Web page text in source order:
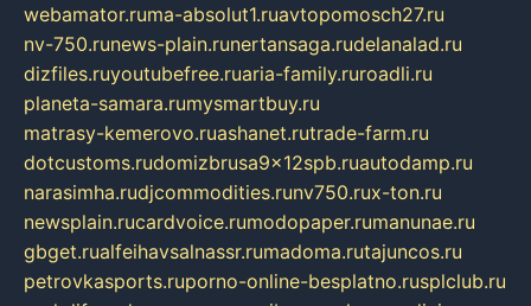
webamator.ruma-absolut1.ruavtopomosch27.ru
nv-750.runews-plain.runertansaga.rudelanalad.ru
dizfiles.ruyoutubefree.ruaria-family.ruroadli.ru
planeta-samara.rumysmartbuy.ru
matrasy-kemerovo.ruashanet.rutrade-farm.ru
dotcustoms.rudomizbrusa9x12spb.ruautodamp.ru
narasimha.rudjcommodities.runv750.rux-ton.ru
newsplain.rucardvoice.rumodopaper.rumanunae.ru
gbget.rualfeihavsalnassr.rumadoma.rutajuncos.ru
petrovkasports.ruporno-online-besplatno.rusplclub.ru